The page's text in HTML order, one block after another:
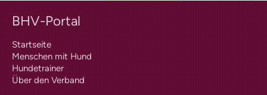
BHV-Portal
Startseite
Menschen mit Hund
Hundetrainer
Über den Verband